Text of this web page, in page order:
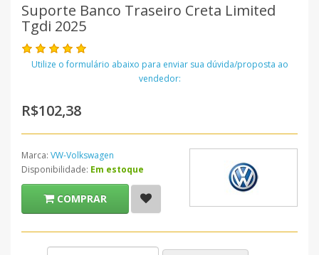
Suporte Banco Traseiro Creta Limited
Tgdi 2025
Utilize o formulário abaixo para enviar sua dúvida/proposta ao
vendedor:
R$102,38
Marca: VW-Volkswagen
Disponibilidade: Em estoque
COMPRAR